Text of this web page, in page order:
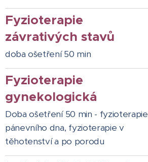
Fyzioterapie
závrativých stavů
do´ba ošetření 50 min
Fyzioterapie
gynekologická
Doba ošetření 50 min - fyzioterapie
pánevního dna, fyzioterapie v
těhotenství a po porodu